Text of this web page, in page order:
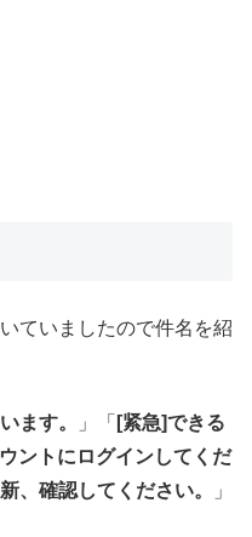
ていましたので件名を紹
ます。 」「 [紧急]できる
ントにログインしてくだ
、確認してください。 」